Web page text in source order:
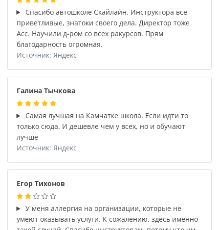
Спасибо автошколе Скайлайн. Инструктора все
приветливые, знатоки своего дела. Директор тоже
Асс. Научили д-ром со всех ракурсов. Прям
благодарность огромная.
Источник: Яндекс
Галина Тычкова
Самая лучшая на Камчатке школа. Если идти то
только сюда. И дешевле чем у всех, но и обучают
лучше
Источник: Яндекс
Егор Тихонов
У меня аллергия на организации, которые не
умеют оказывать услуги. К сожалению, здесь именно